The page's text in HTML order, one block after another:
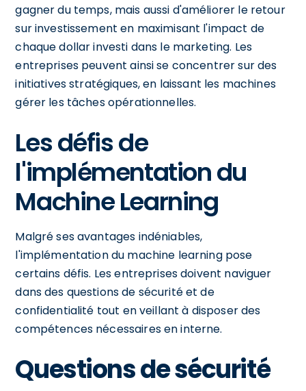
gagner du temps, mais aussi d'améliorer le retour
sur investissement en maximisant l'impact de
chaque dollar investi dans le marketing. Les
entreprises peuvent ainsi se concentrer sur des
initiatives stratégiques, en laissant les machines
gérer les tâches opérationnelles.
Les défis de
l'implémentation du
Machine Learning
Malgré ses avantages indéniables,
l'implémentation du machine learning pose
certains défis. Les entreprises doivent naviguer
dans des questions de sécurité et de
confidentialité tout en veillant à disposer des
compétences nécessaires en interne.
Questions de sécurité